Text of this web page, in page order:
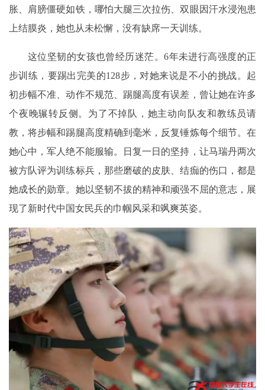
胀、肩膀僵硬如铁，哪怕大腿三次拉伤、双眼因汗水浸泡患
上结膜炎，她也从未松懈，没有缺席一天训练。
这位坚韧的女孩也曾经历迷茫。6年未进行高强度的正
步训练，要踢出完美的128步，对她来说是不小的挑战。起
初步幅不准、动作不规范、踢腿高度有误差，曾让她在许多
个夜晚辗转反侧。为了不掉队，她主动向队友和教练员请
教，将步幅和踢腿高度精确到毫米，反复锤炼每个细节。在
她心中，军人绝不能服输。日复一日的坚持，让马瑞丹两次
被方队评为训练标兵，那些磨破的皮肤、结痂的伤口，都是
她成长的勋章。她以坚韧不拔的精神和顽强不屈的意志，展
现了新时代中国女民兵的巾帼风采和飒爽英姿。